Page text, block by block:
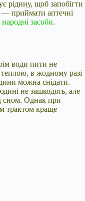
рідину, щоб запобігти
приймати аптечні
народні засоби.
води пити не
в жодному разі
можна снідати.
не зашкодять, але
сном. Однак при
трактом краще